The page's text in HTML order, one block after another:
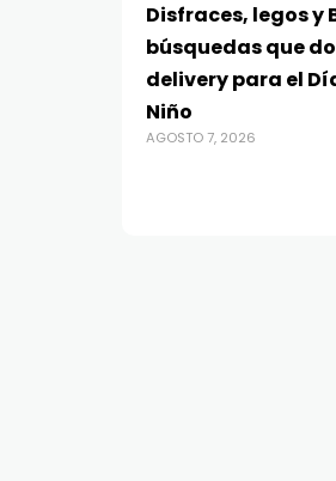
Disfraces, legos y
búsquedas que
delivery para el
Niño
AGOSTO 7, 2026